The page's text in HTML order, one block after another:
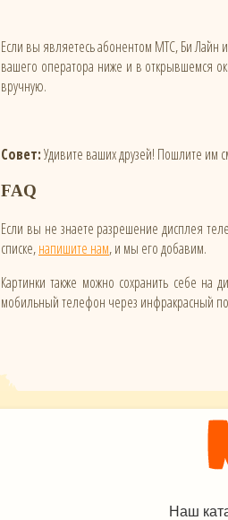
Если вы являетесь абонентом МТС, Би Лайн
вашего оператора ниже и в открывшемся
вручную.
Совет:Удивите ваших друзей! Пошлите им
FAQ
Если вы не знаете разрешение дисплея
списке,напишите нам, и мы его добавим.
Картинки также можно сохранить себе на
мобильный телефон через инфракрасный
Наш